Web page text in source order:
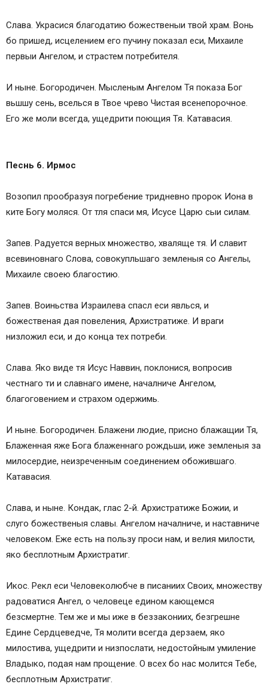
Слава. Украсися благодатию божественыи твой храм. Вонь
бо пришед, исцелением его пучину показал еси, Михаиле
первыи Ангелом, и страстем потребителя.
И ныне. Богородичен. Мысленым Ангелом Тя показа Бог
вьшшу сень, вселься в Твое чрево Чистая всенепорочное.
Его же моли всегда, ущедрити поющия Тя. Катавасия.
Песнь 6. Ирмос
Возопил прообразуя погребение тридневно пророк Иона в
ките Богу моляся. От тля спаси мя, Исусе Царю сыи силам.
Запев. Радуется верных множество, хваляще тя. И славит
всевиновнаго Слова, совокупльшаго земленыя со Ангелы,
Михаиле своею благостию.
Запев. Воиньства Израилева спасл еси явлься, и
божественая дая повеления, Архистратиже. И враги
низложил еси, и до конца тех потреби.
Слава. Яко виде тя Исус Наввин, поклонися, вопросив
честнаго ти и славнаго имене, началниче Ангелом,
благоговением и страхом одержимь.
И ныне. Богородичен. Блажени людие, присно блажащии Тя,
Блаженная яже Бога блаженнаго рождьши, иже земленыя за
милосердие, неизреченным соединением обожившаго.
Катавасия.
Слава, и ныне. Кондак, глас 2-й. Архистратиже Божии, и
слуго божественыя славы. Ангелом началниче, и наставниче
человеком. Еже есть на пользу проси нам, и велия милости,
яко бесплотным Архистратиг.
Икос. Рекл еси Человеколюбче в писаниих Своих, множеству
радоватися Ангел, о человеце едином кающемся
безсмертне. Тем же и мы иже в беззакониих, безгрешне
Едине Сердцеведче, Тя молити всегда дерзаем, яко
милостива, ущедрити и низпослати, недостойным умиление
Владыко, подая нам прощение. О всех бо нас молится Тебе,
бесплотным Архистратиг.